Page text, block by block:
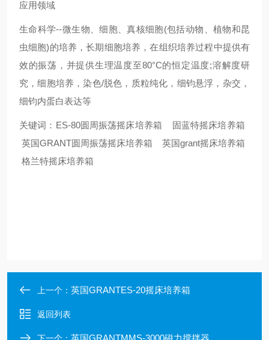
应用领域
生命科学--微生物、细胞、真核细胞(包括动物、植物和昆
虫细胞)的培养，长期细胞培养，在组织培养过程中提供有
效的振荡，并提供生理温度至80°C的恒定温度;溶解度研
究，细胞培养，染色/脱色，质粒纯化，细钧悬浮，杂交，
细钧内蛋白表达等
关键词：ES-80圆周振荡摇床培养箱 固蓝特摇床培养箱
英国GRANT圆周振荡摇床培养箱 英国grant摇床培养箱
格兰特摇床培养箱
上一个： 英国GRANTES-20摇床培养箱
返回列表
英国GRANTMMS-3000磁力搅拌器